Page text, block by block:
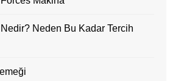
Neden Bu Kadar Tercih